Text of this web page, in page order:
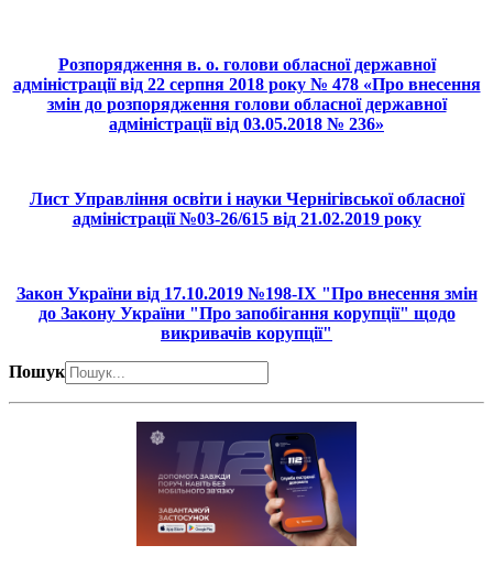
Розпорядження в. о. голови обласної державної
адміністрації від 22 серпня 2018 року № 478 «Про внесення
змін до розпорядження голови обласної державної
адміністрації від 03.05.2018 № 236»
Лист Управління освіти і науки Чернігівської обласної
адміністрації №03-26/615 від 21.02.2019 року
Закон України від 17.10.2019 №198-ІХ "Про внесення змін
до Закону України "Про запобігання корупції" щодо
викривачів корупції"
Пошук